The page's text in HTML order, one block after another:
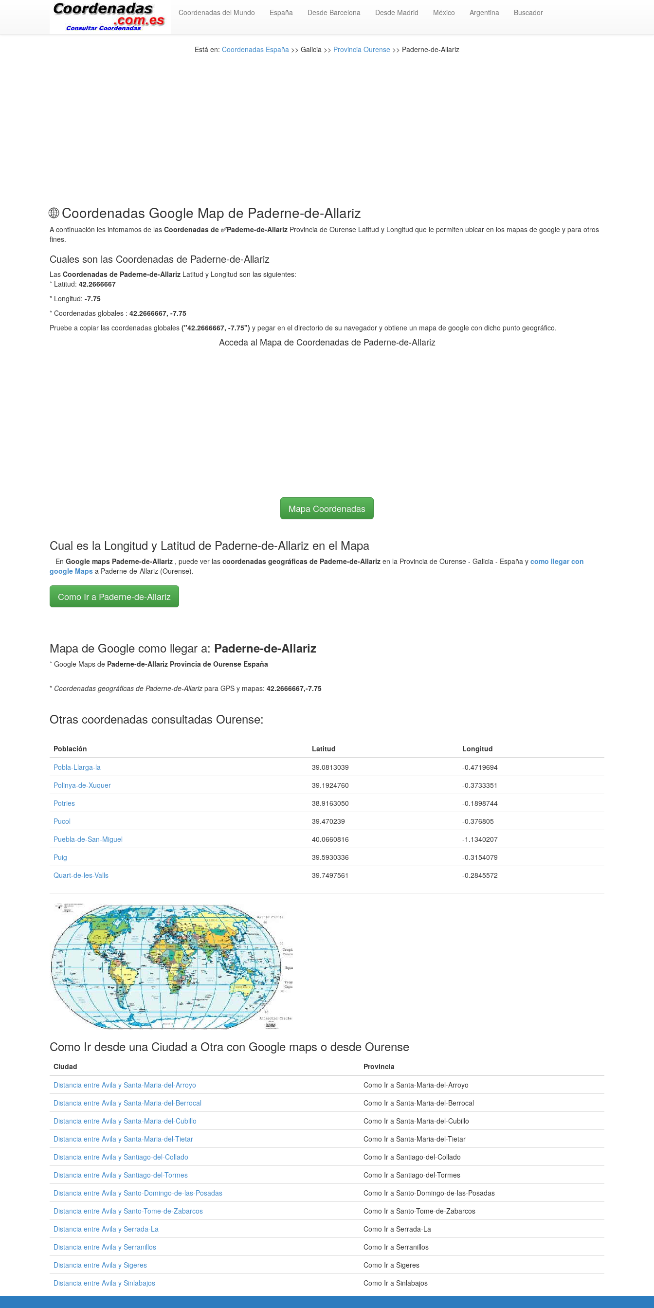
Coordenadas del Mundo España Desde Barcelona Desde Madrid México Argentina Buscador
Está en: Coordenadas España >> Galicia >> Provincia Ourense >> Paderne-de-Allariz
🌐 Coordenadas Google Map de Paderne-de-Allariz
A continuación les infomamos de las Coordenadas de ✅Paderne-de-Allariz Provincia de Ourense Latitud y Longitud que le permiten ubicar en los mapas de google y para otros
fines.
Cuales son las Coordenadas de Paderne-de-Allariz
Las Coordenadas de Paderne-de-Allariz Latitud y Longitud son las siguientes:
* Latitud: 42.2666667
* Longitud: -7.75
* Coordenadas globales : 42.2666667, -7.75
Pruebe a copiar las coordenadas globales ("42.2666667, -7.75") y pegar en el directorio de su navegador y obtiene un mapa de google con dicho punto geográfico.
Acceda al Mapa de Coordenadas de Paderne-de-Allariz
Mapa Coordenadas
Cual es la Longitud y Latitud de Paderne-de-Allariz en el Mapa
En Google maps Paderne-de-Allariz , puede ver las coordenadas geográficas de Paderne-de-Allariz en la Provincia de Ourense - Galicia - España y como llegar con
google Maps a Paderne-de-Allariz (Ourense).
Como Ir a Paderne-de-Allariz
Mapa de Google como llegar a: Paderne-de-Allariz
* Google Maps de Paderne-de-Allariz Provincia de Ourense España
* Coordenadas geográficas de Paderne-de-Allariz para GPS y mapas: 42.2666667,-7.75
Otras coordenadas consultadas Ourense:
Población Latitud
Longitud
Pobla-Llarga-la
39.0813039
-0.4719694
Polinya-de-Xuquer
39.1924760
-0.3733351
Potries
38.9163050
-0.1898744
Pucol
39.470239
-0.376805
Puebla-de-San-Miguel
40.0660816
-1.1340207
Puig
39.5930336
-0.3154079
Quart-de-les-Valls
39.7497561 -0.2845572
Como Ir desde una Ciudad a Otra con Google maps o desde Ourense
Ciudad
Provincia
Distancia entre Avila y Santa-Maria-del-Arroyo
Como Ir a Santa-Maria-del-Arroyo
Distancia entre Avila y Santa-Maria-del-Berrocal
Como Ir a Santa-Maria-del-Berrocal
Distancia entre Avila y Santa-Maria-del-Cubillo
Como Ir a Santa-Maria-del-Cubillo
Distancia entre Avila y Santa-Maria-del-Tietar
Como Ir a Santa-Maria-del-Tietar
Distancia entre Avila y Santiago-del-Collado
Como Ir a Santiago-del-Collado
Distancia entre Avila y Santiago-del-Tormes
Como Ir a Santiago-del-Tormes
Distancia entre Avila y Santo-Domingo-de-las-Posadas
Como Ir a Santo-Domingo-de-las-Posadas
Distancia entre Avila y Santo-Tome-de-Zabarcos
Como Ir a Santo-Tome-de-Zabarcos
Distancia entre Avila y Serrada-La
Como Ir a Serrada-La
Distancia entre Avila y Serranillos
Como Ir a Serranillos
Distancia entre Avila y Sigeres
Como Ir a Sigeres
Distancia entre Avila y Sinlabajos
Como Ir a Sinlabajos